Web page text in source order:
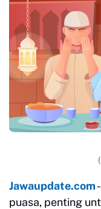
Jawaupdate.com
puasa, penting